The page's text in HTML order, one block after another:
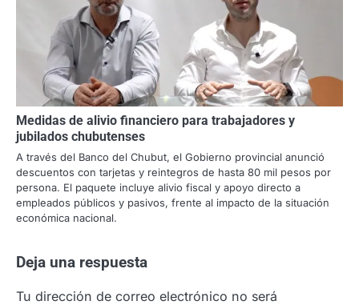
Medidas de alivio financiero para trabajadores y
jubilados chubutenses
A través del Banco del Chubut, el Gobierno provincial anunció
descuentos con tarjetas y reintegros de hasta 80 mil pesos por
persona. El paquete incluye alivio fiscal y apoyo directo a
empleados públicos y pasivos, frente al impacto de la situación
económica nacional.
Deja una respuesta
Tu dirección de correo electrónico no será